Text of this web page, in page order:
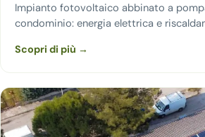
Impianto fotovoltaico abbinato a
condominio: energia elettrica e
Scopri di più →